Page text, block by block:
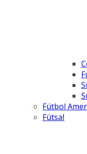
Fútbol
Fútsal